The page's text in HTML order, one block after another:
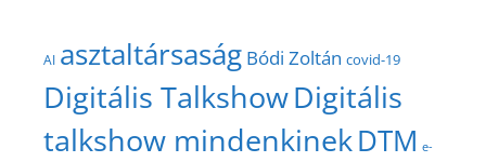
AI asztaltársaság Bódi Zoltán covid-19
Digitális TalkshowDigitális
talkshow mindenkinekDTM e-